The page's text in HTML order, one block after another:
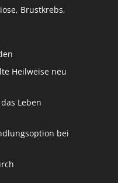
Brustkrebs,
Heilweise neu
Leben
bei